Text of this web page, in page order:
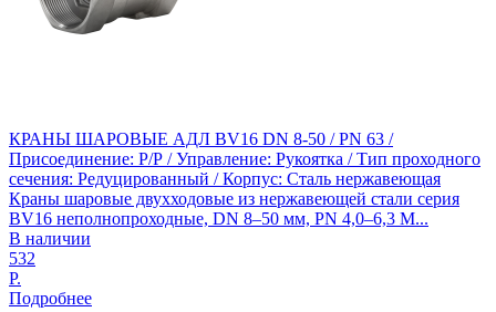
КРАНЫ ШАРОВЫЕ АДЛ BV16 DN 8-50 / PN 63 /
Присоединение: Р/Р / Управление: Рукоятка / Тип проходного
сечения: Редуцированный / Корпус: Сталь нержавеющая
Краны шаровые двухходовые из нержавеющей стали серия
BV16 неполнопроходные, DN 8–50 мм, PN 4,0–6,3 М...
В наличии
532
Р.
Подробнее